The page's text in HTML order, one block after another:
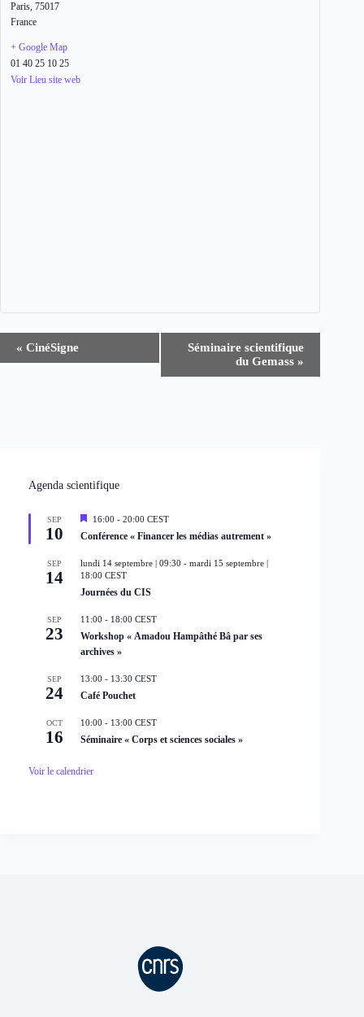
Paris, 75017
France
+ Google Map
01 40 25 10 25
Voir Lieu site web
« CinéSigne
Séminaire scientifique
du Gemass»
Agenda scientifique
SEP
10
M
n
a
v
n
16:00 - 20:00 CEST
Conférence « Financer les médias autrement »
SEP
14
lundi 14 septembre | 09:30 - mardi 15 septembre |
18:00 CEST
Journées du CIS
SEP
23
11:00 - 18:00 CEST
Workshop « Amadou Hampâthé Bâ par ses
archives »
SEP
24
13:00 - 13:30 CEST
Café Pouchet
OCT
16
10:00 - 13:00 CEST
Séminaire « Corps et sciences sociales »
Voir le calendrier